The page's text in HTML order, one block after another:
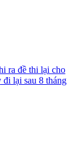
ra đề thi lại cho
lại sau 8 tháng